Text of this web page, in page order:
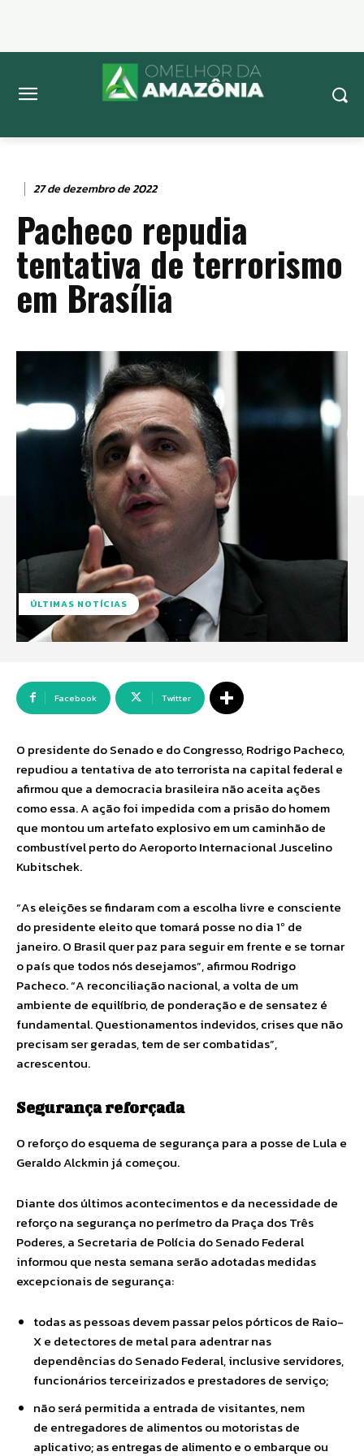
27 de dezembro de 2022
Pacheco repudia
tentativa de terrorismo
em Brasília
ÚLTIMAS NOTÍCIAS
Facebook Twitter
O presidente do Senado e do Congresso, Rodrigo Pacheco,
repudiou a tentativa de ato terrorista na capital federal e
afirmou que a democracia brasileira não aceita ações
como essa. A ação foi impedida com a prisão do homem
que montou um artefato explosivo em um caminhão de
combustível perto do Aeroporto Internacional Juscelino
Kubitschek.
“As eleições se findaram com a escolha livre e consciente
do presidente eleito que tomará posse no dia 1º de
janeiro. O Brasil quer paz para seguir em frente e se tornar
o país que todos nós desejamos”, afirmou Rodrigo
Pacheco. “A reconciliação nacional, a volta de um
ambiente de equilíbrio, de ponderação e de sensatez é
fundamental. Questionamentos indevidos, crises que não
precisam ser geradas, tem de ser combatidas”,
acrescentou.
Segurança reforçada
O reforço do esquema de segurança para a posse de Lula e
Geraldo Alckmin já começou.
Diante dos últimos acontecimentos e da necessidade de
reforço na segurança no perímetro da Praça dos Três
Poderes, a Secretaria de Polícia do Senado Federal
informou que nesta semana serão adotadas medidas
excepcionais de segurança:
todas as pessoas devem passar pelos pórticos de Raio-
X e detectores de metal para adentrar nas
dependências do Senado Federal, inclusive servidores,
funcionários terceirizados e prestadores de serviço;
não será permitida a entrada de visitantes, nem
de entregadores de alimentos ou motoristas de
aplicativo; as entregas de alimento e o embarque ou